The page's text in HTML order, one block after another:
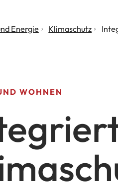
Energie Klimaschutz
WOHNEN